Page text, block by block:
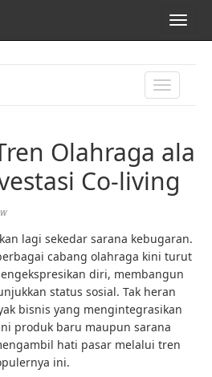
TOGGLE
Olahraga ala
Co-living
lagi sekedar sarana kebugaran.
cabang olahraga kini turut
diri, membangun
status sosial. Tak heran
bisnis yang mengintegrasikan
produk baru maupun sarana
hati pasar melalui tren
ini.